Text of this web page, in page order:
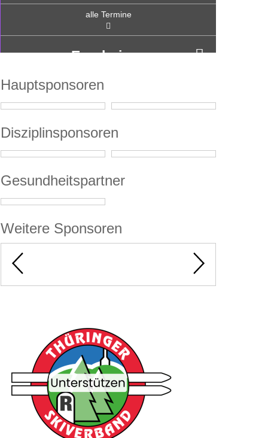
alle Termine
Ergebnisse
Hauptsponsoren
Disziplinsponsoren
Gesundheitspartner
Weitere Sponsoren